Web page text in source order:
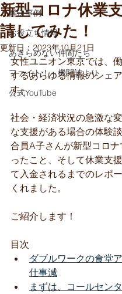
解決事例
お役立ち情報
あきらめない仲間たち
ファイト！～機関誌より
公式YouTube
新型コロナ休業
請してみた！
更新日： 2023年10月21日
女性ユニオン東京では、
するあらゆる情報のシェ
す。
社会・経済状況の急激な
な支援がある場合の体験
合員A子さんが新型コロ
ったこと、そして休業支
て入金されるまでのレポ
くれました。
ご紹介します！
​目次
ダブルワークの食堂
仕事減
まずは、コールセン